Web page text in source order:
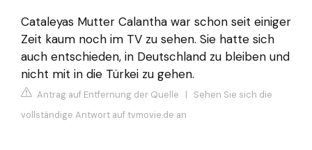
Cataleyas Mutter Calantha war schon seit einiger
Zeit kaum noch im TV zu sehen. Sie hatte sich
auch entschieden, in Deutschland zu bleiben und
nicht mit in die Türkei zu gehen.
Antrag auf Entfernung der Quelle | Sehen Sie sich die
vollständige Antwort auf tvmovie.de an